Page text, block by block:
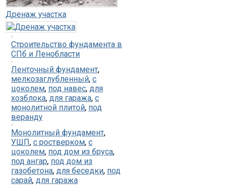
Дренаж участка
Строительство фундамента в
СПб и Ленобласти
Ленточный фундамент,
мелкозаглубленный, с
цоколем, под навес, для
хозблока, для гаража, с
монолитной плитой, под
веранду
Монолитный фундамент,
УШП, с ростверком, с
цоколем, под дом из бруса,
под ангар, под дом из
газобетона, для беседки, под
сарай, для гаража